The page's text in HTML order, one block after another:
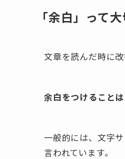
「余白」って
文章を読んだ時に
余白をつけること
一般的には、文字
言われています。